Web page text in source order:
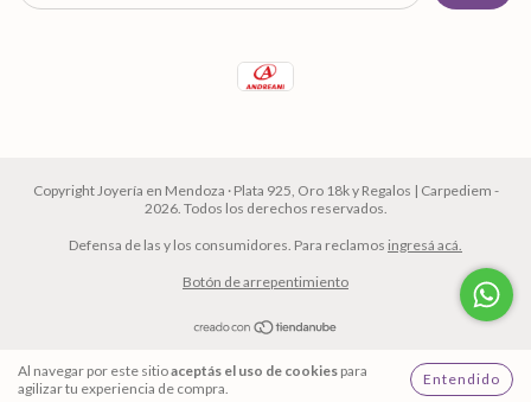
Al navegar por este sitioaceptás el uso de cookies para
agilizar tu experiencia de compra.
Entendido
Copyright Joyería en Mendoza · Plata 925, Oro 18k y Regalos | Carpediem -
2026. Todos los derechos reservados.
Defensa de las y los consumidores. Para reclamos ingresá acá.
Botón de arrepentimiento